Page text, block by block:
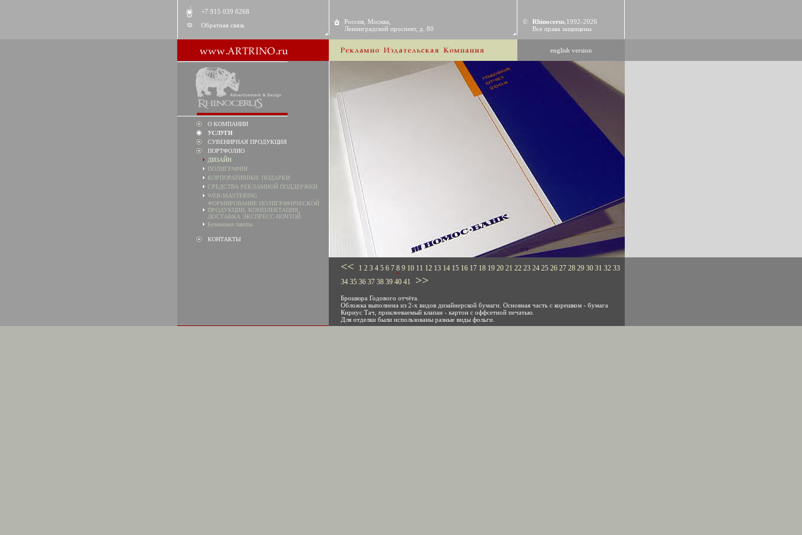
+7 915 039 6268
Обратная связь
Россия, Москва,
Ленинградский проспект, д. 80
© Rhinocerus ,1992-2026
Все права защищены
english version
О КОМПАНИИ
УСЛУГИ
СУВЕНИРНАЯ ПРОДУКЦИЯ
ПОРТФОЛИО
ДИЗАЙН
ПОЛИГРАФИЯ
КОРПОРАТИВНЫЕ ПОДАРКИ
СРЕДСТВА РЕКЛАМНОЙ ПОДДЕРЖКИ
WEB-MASTERING
ФОРМИРОВАНИЕ ПОЛИГРАФИЧЕСКОЙ
ПРОДУКЦИИ, КОМПЛЕКТАЦИЯ,
ДОСТАВКА ЭКСПРЕСС-ПОЧТОЙ
Бумажные пакеты
КОНТАКТЫ
<< 1 2 3 4 5 6 7 8 9 10 11 12 13 14 15 16 17 18 19 20 21 22 23 24 25 26 27 28 29 30 31 32 33
34 35 36 37 38 39 40 41 >>
Брошюра Годового отчёта.
Обложка выполнена из 2-х видов дизайнерской бумаги. Основная часть с корешком - бумага
Кириус Тач, приклееваемый клапан - картон с оффсетной печатью.
Для отделки были использованы разные виды фольги.